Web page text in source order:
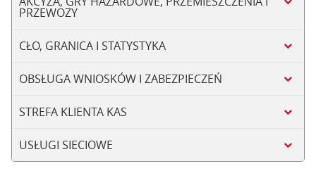
PRZEWOZY
CŁO, GRANICA I STATYSTYKA
OBSŁUGA WNIOSKÓW I ZABEZPIECZEŃ
STREFA KLIENTA KAS
USŁUGI SIECIOWE